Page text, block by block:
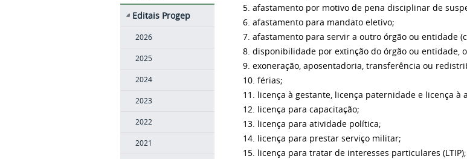
Editais Progep
2026
2025
2024
2023
2022
2021
5. afastamento por motivo de pena disciplinar de
6. afastamento para mandato eletivo;
7. afastamento para servir a outro órgão ou entidade
8. disponibilidade por extinção do órgão ou entidade,
9. exoneração, aposentadoria, transferência ou
10. férias;
11. licença à gestante, licença paternidade e licença à
12. licença para capacitação;
13. licença para atividade política;
14. licença para prestar serviço militar;
15. licença para tratar de interesses particulares (LTIP);